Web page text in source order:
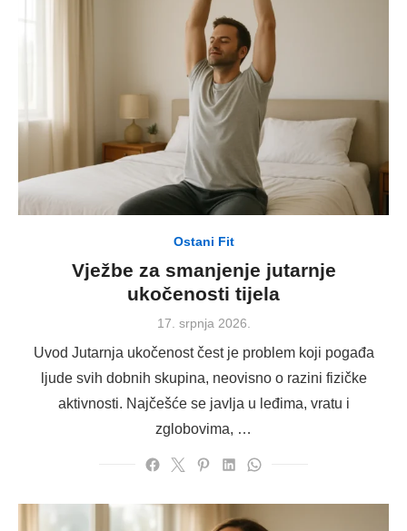
Ostani Fit
Vježbe za smanjenje jutarnje
ukočenosti tijela
Posted
17. srpnja 2026.
Uvod Jutarnja ukočenost čest je problem koji pogađa
ljude svih dobnih skupina, neovisno o razini fizičke
aktivnosti. Najčešće se javlja u leđima, vratu i
zglobovima, …